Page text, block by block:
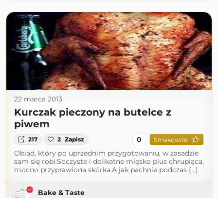
22 marca 2013
Kurczak pieczony na butelce z
piwem
217 2 Zapisz 0 Smakowite
Obiad, który po uprzednim przygotowaniu, w zasadzie
sam się robi.Soczyste i delikatne mięsko plus chrupiąca,
mocno przyprawiona skórka.A jak pachnie podczas (...)
Bake & Taste